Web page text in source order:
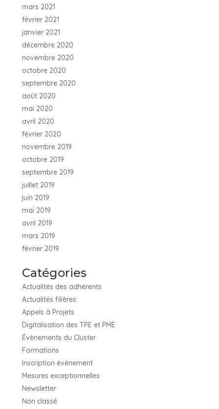
mars 2021
février 2021
janvier 2021
décembre 2020
novembre 2020
octobre 2020
septembre 2020
août 2020
mai 2020
avril 2020
février 2020
novembre 2019
octobre 2019
septembre 2019
juillet 2019
juin 2019
mai 2019
avril 2019
mars 2019
février 2019
Catégories
Actualités des adhérents
Actualités filières
Appels à Projets
Digitalisation des TPE et PME
Évènements du Cluster
Formations
Inscription événement
Mesures exceptionnelles
Newsletter
Non classé